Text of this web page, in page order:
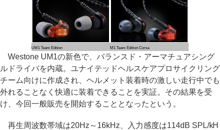
UM1 Team Edition M1 Team Edition Corsa
Westone UM1の新色で、バランスド・アーマチュアシング
ルドライバを内蔵。ユナイテッドヘルスケアプロサイクリング
チーム向けに作成され、ヘルメット装着時の激しい走行中でも
外れることなく快適に装着できることを実証。その結果を受
け、今回一般販売を開始することとなったという。
再生周波数帯域は20Hz～16kHz、入力感度は114dB SPL/kH